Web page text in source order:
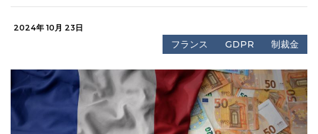
2024年 10月 23日
フランス GDPR 制裁金